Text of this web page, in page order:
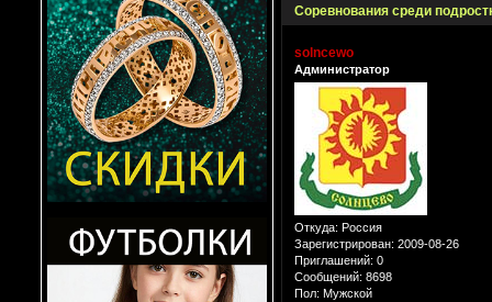
Соревнования среди
solncewo
Администратор
Откуда: Россия
Зарегистрирован: 2009-08-26
Приглашений: 0
Сообщений: 8698
Пол: Мужской